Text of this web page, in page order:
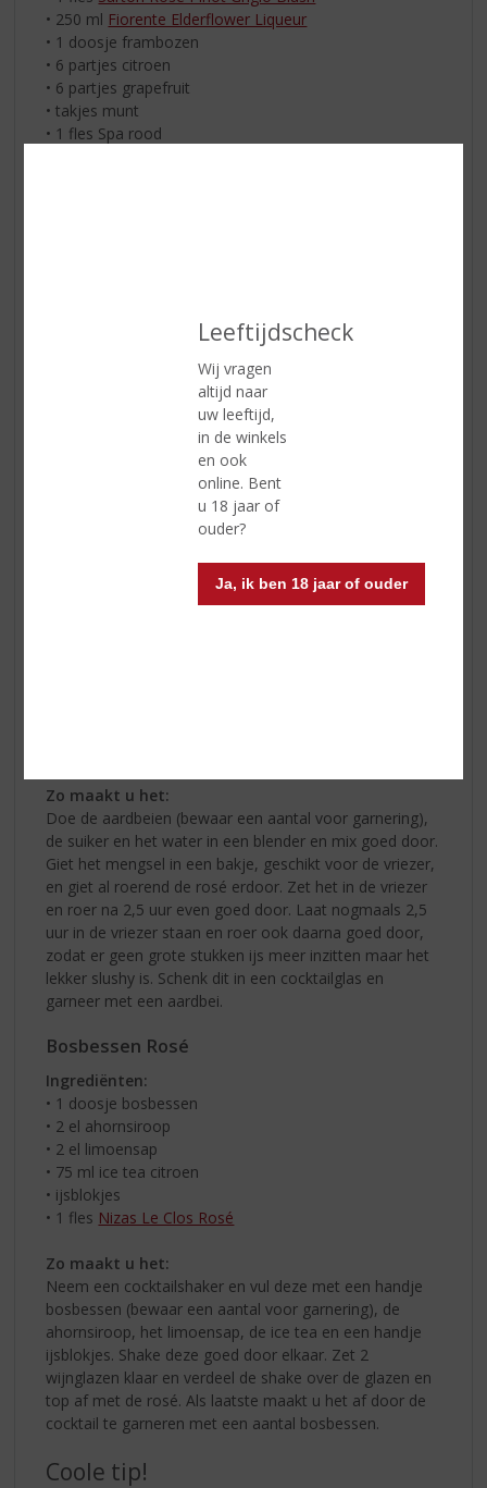
Leeftijdscheck
Wij vragen
altijd naar
uw leeftijd,
in de winkels
en ook
online. Bent
u 18 jaar of
ouder?
Ja, ik ben 18 jaar of ouder
• 250 ml Fiorente Elderflower Liqueur
• 1 doosje frambozen
• 6 partjes citroen
• 6 partjes grapefruit
• takjes munt
• 1 fles Spa rood
Zo maakt u het:
Doe de aardbeien (bewaar een aantal voor garnering),
de suiker en het water in een blender en mix goed door.
Giet het mengsel in een bakje, geschikt voor de vriezer,
en giet al roerend de rosé erdoor. Zet het in de vriezer
en roer na 2,5 uur even goed door. Laat nogmaals 2,5
uur in de vriezer staan en roer ook daarna goed door,
zodat er geen grote stukken ijs meer inzitten maar het
lekker slushy is. Schenk dit in een cocktailglas en
garneer met een aardbei.
Bosbessen Rosé
Ingrediënten:
• 1 doosje bosbessen
• 2 el ahornsiroop
• 2 el limoensap
• 75 ml ice tea citroen
• ijsblokjes
• 1 fles Nizas Le Clos Rosé
Zo maakt u het:
Neem een cocktailshaker en vul deze met een handje
bosbessen (bewaar een aantal voor garnering), de
ahornsiroop, het limoensap, de ice tea en een handje
ijsblokjes. Shake deze goed door elkaar. Zet 2
wijnglazen klaar en verdeel de shake over de glazen en
top af met de rosé. Als laatste maakt u het af door de
cocktail te garneren met een aantal bosbessen.
Coole tip!